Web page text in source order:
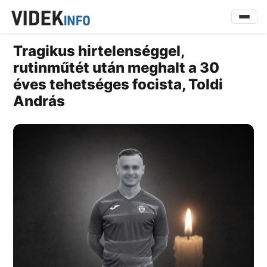
Tragikus hirtelenséggel,
rutinműtét után meghalt a 30
éves tehetséges focista, Toldi
András